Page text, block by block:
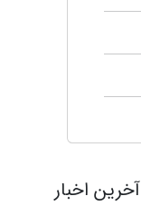
آخرین اخبار